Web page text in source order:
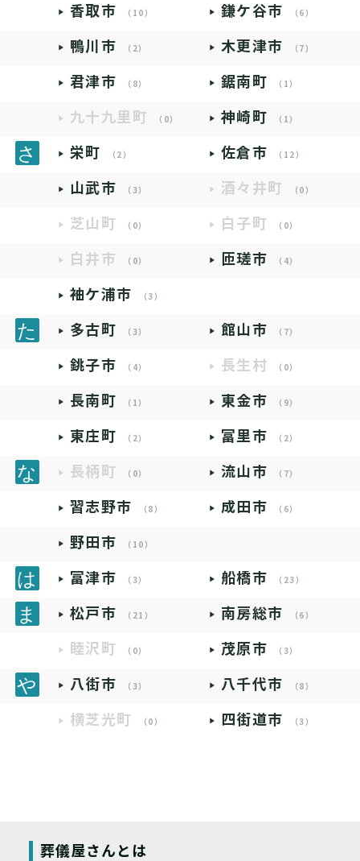
香取市 （10） 鎌ケ谷市 （6）
鴨川市 （2） 木更津市 （7）
君津市 （8） 鋸南町 （1）
九十九里町 （0） 神崎町 （1）
栄町 （2） 佐倉市 （12）
山武市 （3） 酒々井町 （0）
芝山町 （0） 白子町 （0）
白井市 （0） 匝瑳市 （4）
袖ケ浦市 （3）
多古町 （3） 館山市 （7）
銚子市 （4） 長生村 （0）
長南町 （1） 東金市 （9）
東庄町 （2） 富里市 （2）
長柄町 （0） 流山市 （7）
習志野市 （8） 成田市 （6）
野田市 （10）
富津市 （3） 船橋市 （23）
松戸市 （21） 南房総市 （6）
睦沢町 （0） 茂原市 （3）
八街市 （3） 八千代市 （8）
横芝光町 （0） 四街道市 （3）
葬儀屋さんとは